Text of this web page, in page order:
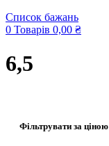
Список бажань
0 Товарів 0,00 ₴
6,5
Фільтрувати за ціною